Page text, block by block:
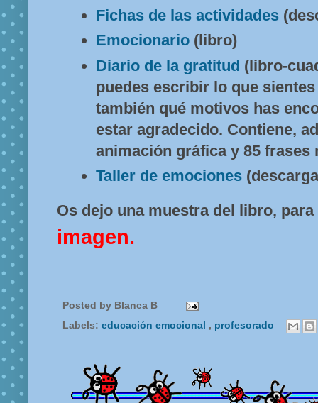
Fichas de las actividades
Emocionario (libro)
Diario de la gratitud (libro-
puedes escribir lo que sientes
también qué motivos has
estar agradecido. Contiene,
animación gráfica y 85 frases
Taller de emociones
Os dejo una muestra del libro,
imagen.
Posted by Blanca B
Labels: educación emocional , profesorado